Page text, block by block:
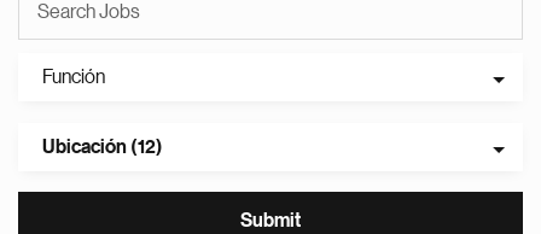
Función
Ubicación (12)